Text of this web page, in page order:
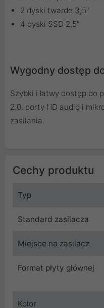
2 dyski twarde 3,5″
4 dyski SSD 2,5″
Wygodny dostęp
Szybki i łatwy dostęp do
2.0, porty HD audio i
zasilania.
Cechy produktu
Typ
Standard zasilacza
Miejsce na zasilacz
Format płyty głównej
Kolor